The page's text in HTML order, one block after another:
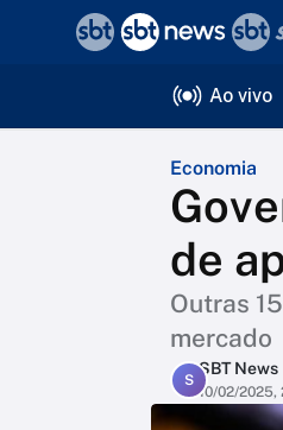
Ao vivo
Economia
de
Outras
mercado
S
SBT News
10/02/2025,
voltar
Editorias